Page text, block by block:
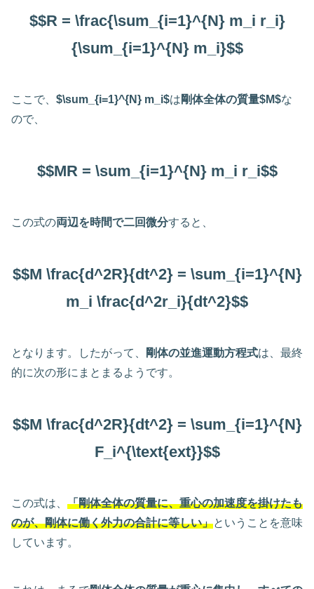
$$R = \frac{\sum_{i=1}^{N} m_i r_i}
{\sum_{i=1}^{N} m_i}$$
ここで、 $\sum_{i=1}^{N} m_i$は剛体全体の質量$M$な
ので、
$$MR = \sum_{i=1}^{N} m_i r_i$$
この式の両辺を時間で二回微分すると、
$$M \frac{d^2R}{dt^2} = \sum_{i=1}^{N}
m_i \frac{d^2r_i}{dt^2}$$
となります。したがって、 剛体の並進運動方程式は、最終
的に次の形にまとまるようです。
$$M \frac{d^2R}{dt^2} = \sum_{i=1}^{N}
F_i^{\text{ext}}$$
この式は、 「剛体全体の質量に、重心の加速度を掛けたも
のが、剛体に働く外力の合計に等しい」ということを意味
しています。